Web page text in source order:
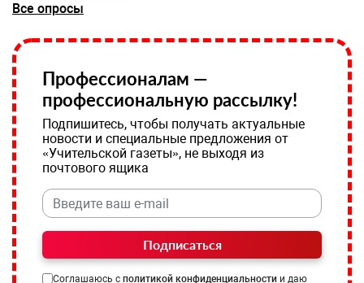
Все опросы
Профессионалам —
профессиональную рассылку!
Подпишитесь, чтобы получать актуальные
новости и специальные предложения от
«Учительской газеты», не выходя из
почтового ящика
Подписаться
Соглашаюсь с политикой конфиденциальности и даю